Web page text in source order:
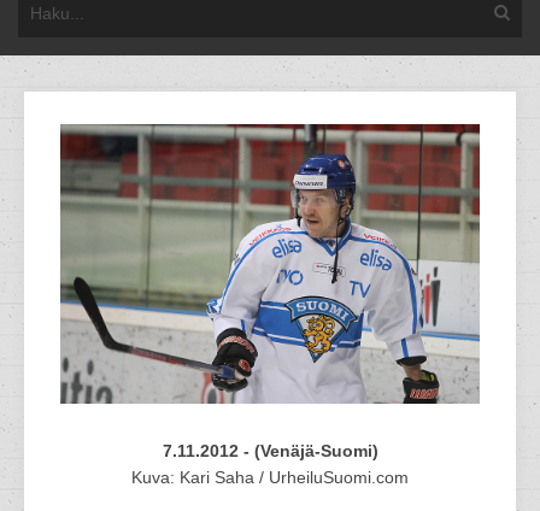
7.11.2012 - (Venäjä-Suomi)
Kuva: Kari Saha / UrheiluSuomi.com